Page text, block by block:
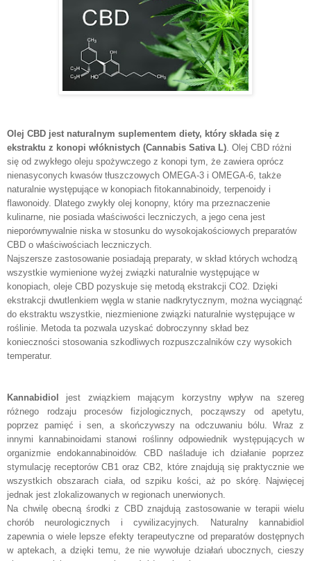
Olej CBD jest naturalnym suplementem diety, który składa się z
ekstraktu z konopi włóknistych (Cannabis Sativa L). Olej CBD różni
się od zwykłego oleju spożywczego z konopi tym, że zawiera oprócz
nienasyconych kwasów tłuszczowych OMEGA-3 i OMEGA-6, także
naturalnie występujące w konopiach fitokannabinoidy, terpenoidy i
flawonoidy. Dlatego zwykły olej konopny, który ma przeznaczenie
kulinarne, nie posiada właściwości leczniczych, a jego cena jest
nieporównywalnie niska w stosunku do wysokojakościowych preparatów
CBD o właściwościach leczniczych.
Najszersze zastosowanie posiadają preparaty, w skład których wchodzą
wszystkie wymienione wyżej związki naturalnie występujące w
konopiach, oleje CBD pozyskuje się metodą ekstrakcji CO2. Dzięki
ekstrakcji dwutlenkiem węgla w stanie nadkrytycznym, można wyciągnąć
do ekstraktu wszystkie, niezmienione związki naturalnie występujące w
roślinie. Metoda ta pozwala uzyskać dobroczynny skład bez
konieczności stosowania szkodliwych rozpuszczalników czy wysokich
temperatur.
Kannabidiol
jest związkiem mającym korzystny wpływ na szereg
różnego rodzaju procesów fizjologicznych, począwszy od apetytu,
poprzez pamięć i sen, a skończywszy na odczuwaniu bólu. Wraz z
innymi kannabinoidami stanowi roślinny odpowiednik występujących w
organizmie endokannabinoidów. CBD naśladuje ich działanie poprzez
stymulację receptorów CB1 oraz CB2, które znajdują się praktycznie we
wszystkich obszarach ciała, od szpiku kości, aż po skórę. Najwięcej
jednak jest zlokalizowanych w regionach unerwionych.
Na chwilę obecną środki z CBD znajdują zastosowanie w terapii wielu
chorób neurologicznych i cywilizacyjnych. Naturalny kannabidiol
zapewnia o wiele lepsze efekty terapeutyczne od preparatów dostępnych
w aptekach, a dzięki temu, że nie wywołuje działań ubocznych, cieszy